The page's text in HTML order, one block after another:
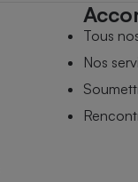
Tous
Nos